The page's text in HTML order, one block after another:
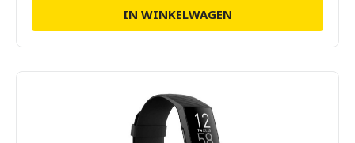
IN WINKELWAGEN